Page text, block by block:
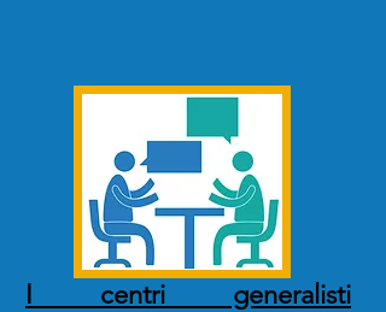
I centri generalisti